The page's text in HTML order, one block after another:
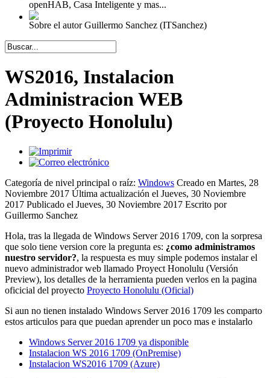
openHAB, Casa Inteligente y mas...
Sobre el autor Guillermo Sanchez (ITSanchez)
WS2016, Instalacion
Administracion WEB
(Proyecto Honolulu)
Categoría de nivel principal o raíz: Windows Creado en Martes, 28
Noviembre 2017 Última actualización el Jueves, 30 Noviembre
2017 Publicado el Jueves, 30 Noviembre 2017 Escrito por
Guillermo Sanchez
Hola, tras la llegada de Windows Server 2016 1709, con la sorpresa
que solo tiene version core la pregunta es: ¿como administramos
nuestro servidor?, la respuesta es muy simple podemos instalar el
nuevo administrador web llamado Proyect Honolulu (Versión
Preview), los detalles de la herramienta pueden verlos en la pagina
oficicial del proyecto Proyecto Honolulu (Oficial)
Si aun no tienen instalado Windows Server 2016 1709 les comparto
estos articulos para que puedan aprender un poco mas e instalarlo
Windows Server 2016 1709 ya disponible
Instalacion WS 2016 1709 (OnPremise)
Instalacion WS2016 1709 (Azure)